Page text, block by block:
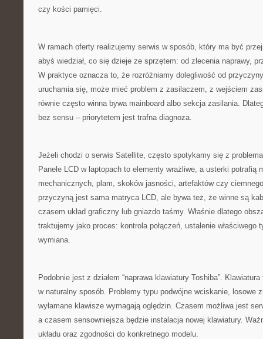
czy kości pamięci.
W ramach oferty realizujemy serwis w sposób, który ma być
abyś wiedział, co się dzieje ze sprzętem: od zlecenia naprawy,
W praktyce oznacza to, że rozróżniamy dolegliwość od
uruchamia się, może mieć problem z zasilaczem, z wejściem
równie często winna bywa mainboard albo sekcja zasilania.
bez sensu – priorytetem jest trafna diagnoza.
Jeżeli chodzi o serwis Satellite, często spotykamy się z
Panele LCD w laptopach to elementy wrażliwe, a usterki potrafią
mechanicznych, plam, skoków jasności, artefaktów czy
przyczyną jest sama matryca LCD, ale bywa też, że winne są
czasem układ graficzny lub gniazdo taśmy. Właśnie dlatego
traktujemy jako proces: kontrola połączeń, ustalenie właściwego
wymiana.
Podobnie jest z działem “naprawa klawiatury Toshiba”.
w naturalny sposób. Problemy typu podwójne wciskanie, losowe
wyłamane klawisze wymagają oględzin. Czasem możliwa jest
a czasem sensowniejsza będzie instalacja nowej klawiatury.
układu oraz zgodności do konkretnego modelu.